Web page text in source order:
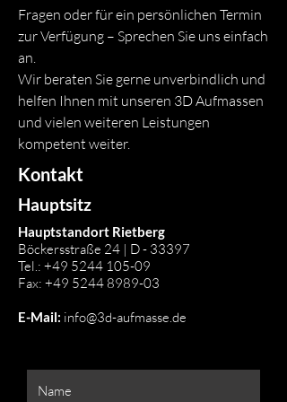
Fragen oder für ein persönlichen Termin
zur Verfügung – Sprechen Sie uns einfach
an.
Wir beraten Sie gerne unverbindlich und
helfen Ihnen mit unseren 3D Aufmassen
und vielen weiteren Leistungen
kompetent weiter.
Kontakt
Hauptsitz
Hauptstandort Rietberg
Böckersstraße 24 | D - 33397
Tel.: +49 5244 105-09
Fax: +49 5244 8989-03
E-Mail: info@3d-aufmasse.de